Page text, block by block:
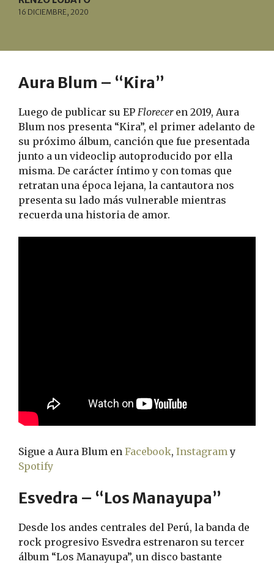
16 DICIEMBRE, 2020
Aura Blum – “Kira”
Luego de publicar su EP Floreceren 2019, Aura
Blum nos presenta “Kira”, el primer adelanto de
su próximo álbum, canción que fue presentada
junto a un videoclip autoproducido por ella
misma. De carácter íntimo y con tomas que
retratan una época lejana, la cantautora nos
presenta su lado más vulnerable mientras
recuerda una historia de amor.
Sigue a Aura Blum en Facebook, Instagramy
Spotify
Esvedra – “Los Manayupa”
Desde los andes centrales del Perú, la banda de
rock progresivo Esvedra estrenaron su tercer
álbum “Los Manayupa”, un disco bastante